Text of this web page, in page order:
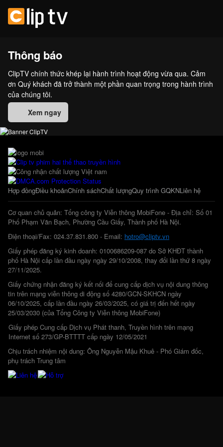
Thông báo
ClipTV chính thức khép lại hành trình hoạt động vừa qua. Cảm
ơn Quý khách đã trở thành một phần quan trọng trong hành trình
của chúng tôi.
Xem ngay
Hợp đồngĐiều khoảnChính sáchChất lượngQuy trình GQKNLiên hệ
Cơ quan chủ quản: Tổng công ty Viễn thông MobiFone - Địa chỉ: Số 01
Phố Phạm Văn Bạch, Phường Cầu Giấy, Thành phố Hà Nội.
Điện thoại/Fax: 024.37.831.800 - Email: hotro@cliptv.vn
Giấy phép đăng ký kinh doanh: 0100686209-087 do Sở KHĐT thành
phố Hà Nội cấp lần đầu ngày ngày 29/10/2008, thay đổi lần thứ 8 ngày
27/11/2025.
Giấy chứng nhận đăng ký kết nối để cung cấp dịch vụ nội dung thông
tin trên mạng viễn thông di động số 4280/GCN-SKHCN ngày
06/10/2025, cấp lần đầu ngày 26/03/2025, có giá trị đến hết ngày
25/03/2030 (của Tổng Công ty Viễn thông MobiFone)
Giấy phép Cung cấp Dịch vụ Phát thanh, Truyền hình trên mạng
Internet số 273/GP-BTTTT cấp ngày 12/05/2021
Chịu trách nhiệm nội dung: Ông Nguyễn Mậu Khuê - Phó Giám đốc,
phụ trách Trung tâm